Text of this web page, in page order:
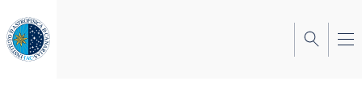
al
contenido
principal